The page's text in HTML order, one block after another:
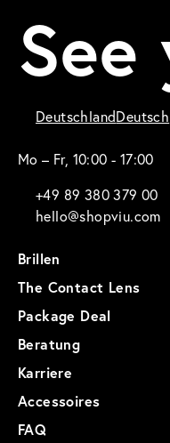
See
DeutschlandDeutsch
Mo – Fr, 10:00 - 17:00
+49 89 380 379 00
hello@shopviu.com
Brillen
The Contact Lens
Package Deal
Beratung
Karriere
Accessoires
FAQ